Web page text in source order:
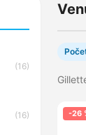
(16)
(16) -26